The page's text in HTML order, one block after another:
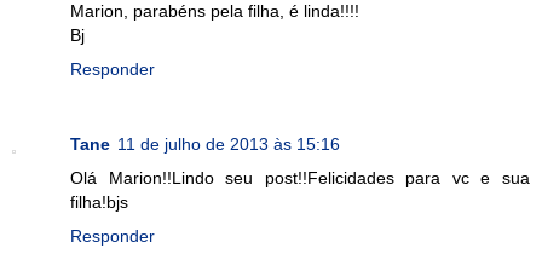
Marion, parabéns pela filha, é linda!!!!
Bj
Responder
Tane 11 de julho de 2013 às 15:16
Olá Marion!!Lindo seu post!!Felicidades para vc e sua
filha!bjs
Responder